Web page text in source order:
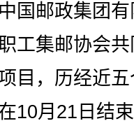
国邮政集团
工集邮协会
目，历经近
10月21日结